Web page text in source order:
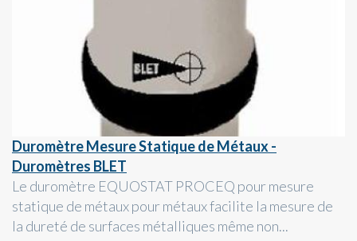
Duromètre Mesure Statique de Métaux -
Duromètres BLET
Le duromètre EQUOSTAT PROCEQ pour mesure
statique de métaux pour métaux facilite la mesure de
la dureté de surfaces métalliques même non...